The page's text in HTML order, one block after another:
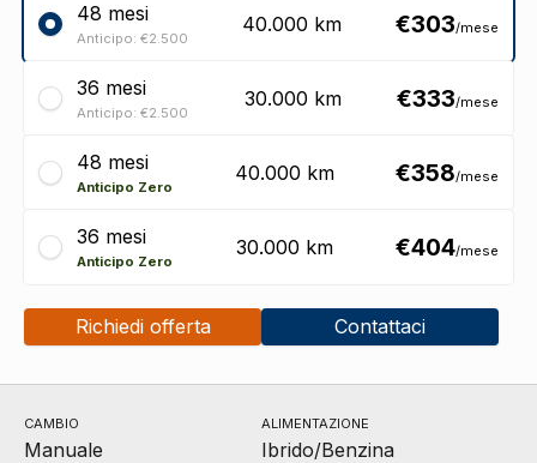
48 mesi, Anticipo: €2.500, 40.000 km,
€303/mese
48 mesi
Anticipo: €2.500
40.000 km €303/mese
36 mesi, Anticipo: €2.500, 30.000 km, €333/mese
36 mesi
Anticipo: €2.500
30.000 km €333/mese
48 mesi, Anticipo: €0, 40.000 km, €358/mese
48 mesi
Anticipo Zero
40.000 km €358/mese
36 mesi, Anticipo: €0, 30.000 km, €404/mese
36 mesi
Anticipo Zero
30.000 km €404/mese
Richiedi offerta Contattaci
CAMBIO
Manuale
ALIMENTAZIONE
Ibrido/Benzina